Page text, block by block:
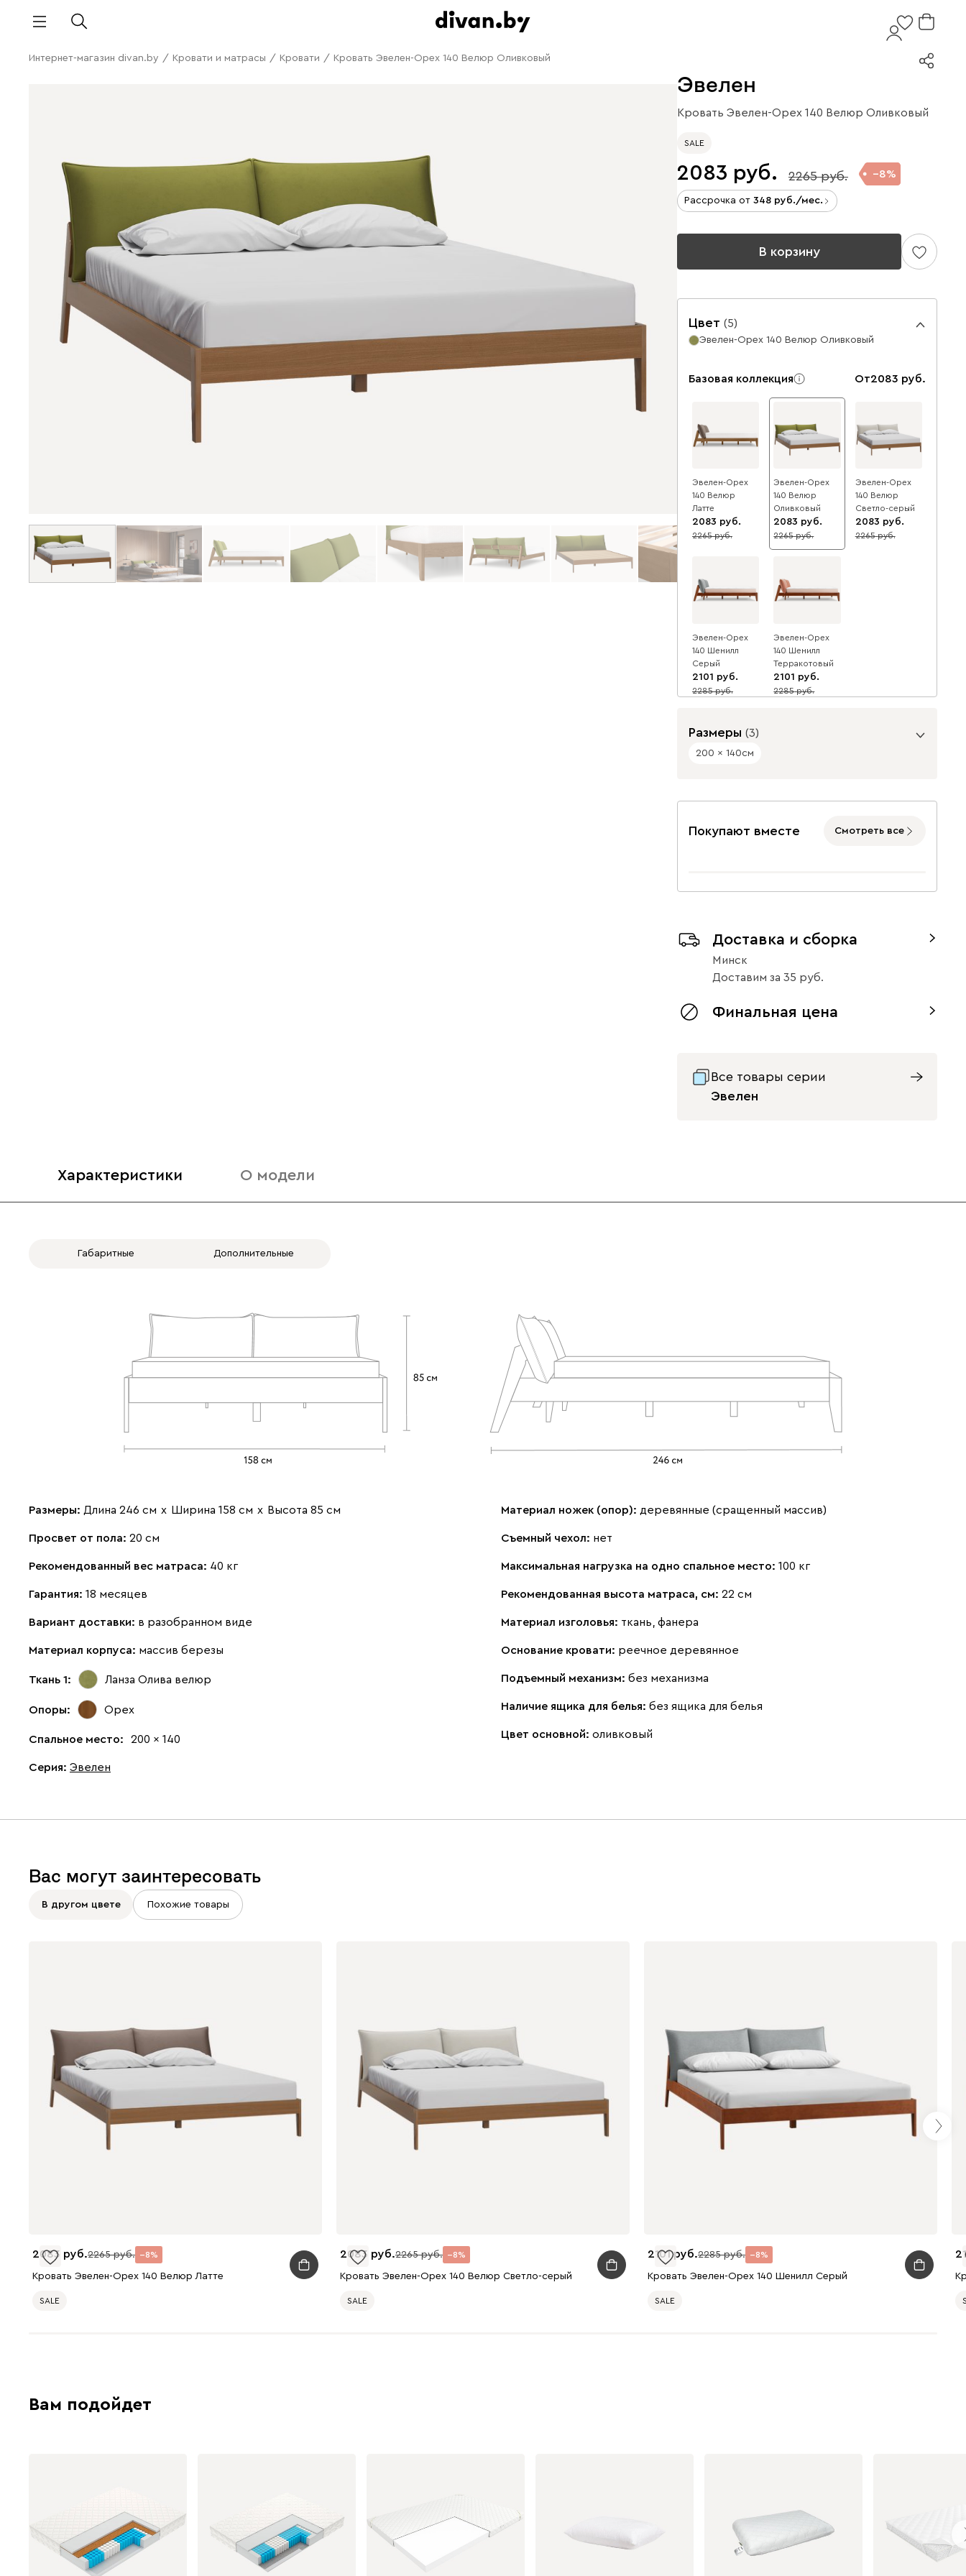
Интернет-магазин divan.by / Кровати и матрасы / Кровати / Кровать Эвелен-Орех 140 Велюр Оливковый
Эвелен
Кровать Эвелен-Орех 140 Велюр Оливковый
SALE
2083 2265 8
Рассрочка от 348 /мес.
В корзину
Цвет (5)
Эвелен-Орех 140 Велюр Оливковый
Базовая коллекция От2083
Эвелен-Орех
140 Велюр
Латте
2083
8
2265
Эвелен-Орех
140 Велюр
Оливковый
2083
8
2265
Эвелен-Орех
140 Велюр
Светло-серый
2083
8
2265
Эвелен-Орех
140 Шенилл
Серый
2101
8
2285
Эвелен-Орех
140 Шенилл
Терракотовый
2101
8
2285
Размеры (3)
200 x 140см
200 x 140 200 x 160 200 x 180
Покупают вместе Смотреть все
Доставка и сборка
Минск
Доставим за 35
Финальная цена
Все товары серии
Эвелен
Характеристики О модели
Габаритные Дополнительные
Размеры: Длина 246 см х Ширина 158 см х Высота 85 см
Просвет от пола: 20 см
Рекомендованный вес матраса: 40 кг
Гарантия: 18 месяцев
Вариант доставки: в разобранном виде
Материал корпуса: массив березы
Ткань 1: Ланза Олива велюр
Опоры: Орех
Спальное место: 200 x 140
Серия: Эвелен
Материал ножек (опор): деревянные (сращенный массив)
Съемный чехол: нет
Максимальная нагрузка на одно спальное место: 100 кг
Рекомендованная высота матраса, см: 22 см
Материал изголовья: ткань, фанера
Основание кровати: реечное деревянное
Подъемный механизм: без механизма
Наличие ящика для белья: без ящика для белья
Цвет основной: оливковый
Вас могут заинтересовать
В другом цвете Похожие товары
2083 2265 8
Кровать Эвелен-Орех 140 Велюр Латте
SALE
2083 2265 8
Кровать Эвелен-Орех 140 Велюр Светло-серый
SALE
2101 2285 8
Кровать Эвелен-Орех 140 Шенилл Серый
SALE
Вам подойдет